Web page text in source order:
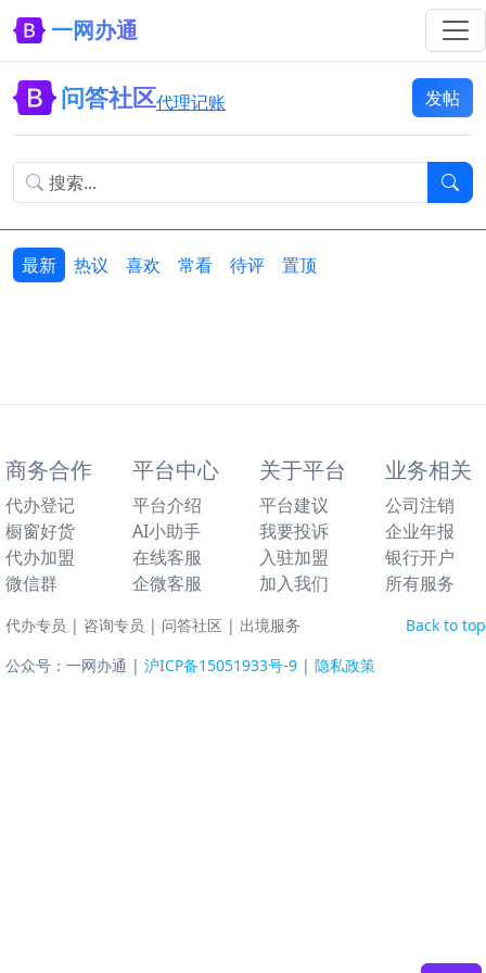
一网办通
问答社区代理记账 发帖
最新 热议 喜欢 常看 待评 置顶
商务合作
代办登记
橱窗好货
代办加盟
微信群
平台中心
平台介绍
AI小助手
在线客服
企微客服
关于平台
平台建议
我要投诉
入驻加盟
加入我们
业务相关
公司注销
企业年报
银行开户
所有服务
Back to top
代办专员 | 咨询专员 | 问答社区 | 出境服务
公众号：一网办通 | 沪ICP备15051933号-9 | 隐私政策